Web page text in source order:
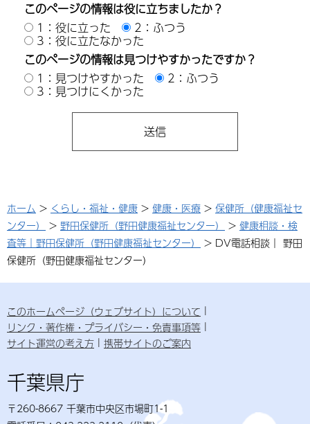
このページの情報は役に立ちましたか？
1：役に立った
2：ふつう
3：役に立たなかった
このページの情報は見つけやすかったですか？
1：見つけやすかった
2：ふつう
3：見つけにくかった
ホーム > くらし・福祉・健康 > 健康・医療 > 保健所（健康福祉セ
ンター）
> 野田保健所（野田健康福祉センター） > 健康相談・検
査等｜野田保健所（野田健康福祉センター）
> DV電話相談｜ 野田
保健所（野田健康福祉センター）
このホームページ（ウェブサイト）について
リンク・著作権・プライバシー・免責事項等
サイト運営の考え方
携帯サイトのご案内
千葉県庁
〒260-8667 千葉市中央区市場町1-1